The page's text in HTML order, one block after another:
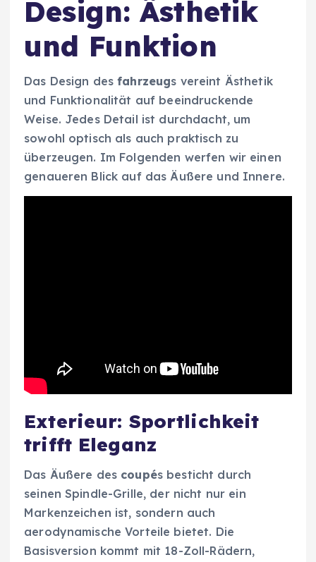
Design: Ästhetik
und Funktion
Das Design desfahrzeugs vereint Ästhetik
und Funktionalität auf beeindruckende
Weise. Jedes Detail ist durchdacht, um
sowohl optisch als auch praktisch zu
überzeugen. Im Folgenden werfen wir einen
genaueren Blick auf das Äußere und Innere.
Exterieur: Sportlichkeit
trifft Eleganz
Das Äußere des coupés besticht durch
seinen Spindle-Grille, der nicht nur ein
Markenzeichen ist, sondern auch
aerodynamische Vorteile bietet. Die
Basisversion kommt mit 18-Zoll-Rädern,